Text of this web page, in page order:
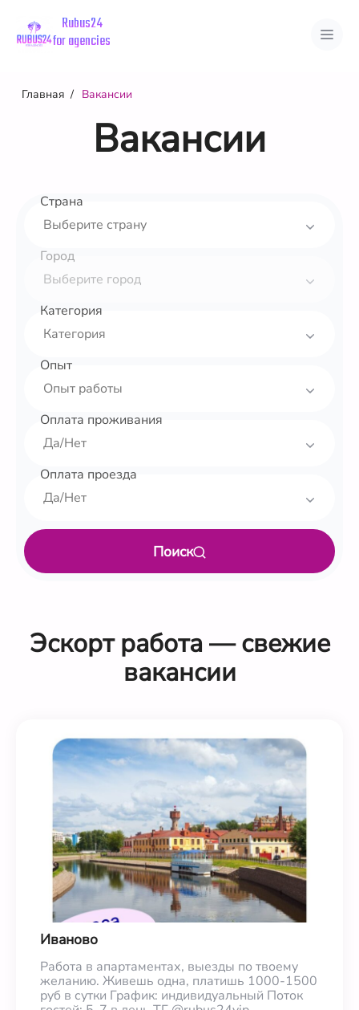
Rubus24
for agencies
Страны
Главная Вакансии
Вакансии
Страна
Город
Категория
Опыт
Оплата проживания
Оплата проезда
Поиск
Эскорт работа — свежие
вакансии
Иваново
Работа в апартаментах, выезды по твоему
желанию. Живешь одна, платишь 1000-1500
руб в сутки График: индивидуальный Поток